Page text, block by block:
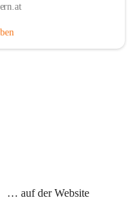
… auf der Website